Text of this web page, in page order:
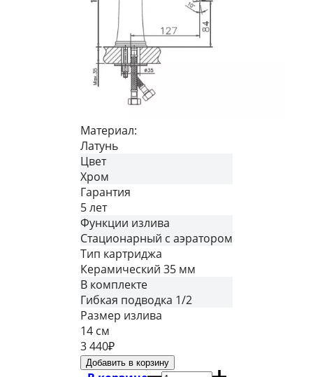
Материал:
Латунь
Цвет
Хром
Гарантия
5 лет
Функции излива
Стационарный с аэратором
Тип картриджа
Керамический 35 мм
В комплекте
Гибкая подводка 1/2
Размер излива
14 см
3 440₽